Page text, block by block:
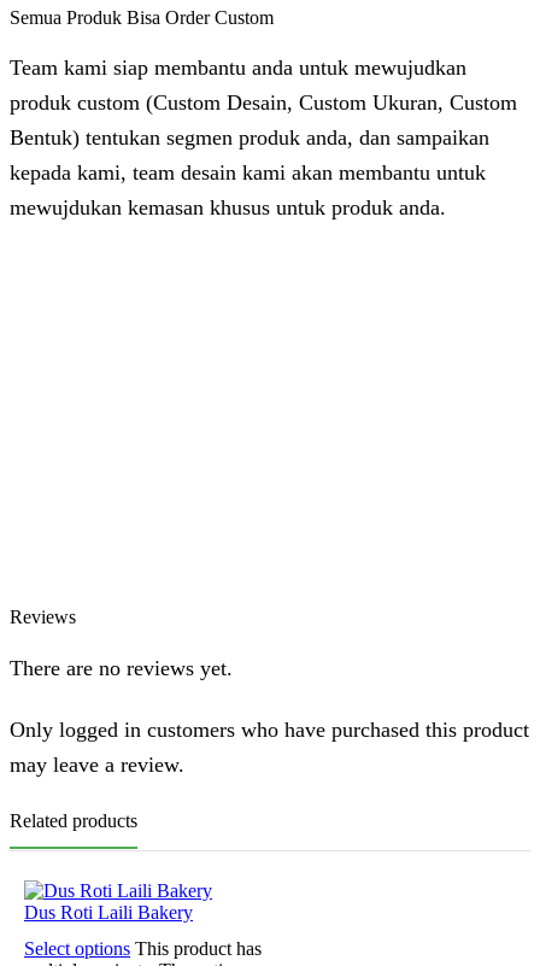
Semua Produk Bisa Order Custom
Team kami siap membantu anda untuk mewujudkan
produk custom (Custom Desain, Custom Ukuran, Custom
Bentuk) tentukan segmen produk anda, dan sampaikan
kepada kami, team desain kami akan membantu untuk
mewujdukan kemasan khusus untuk produk anda.
Reviews
There are no reviews yet.
Only logged in customers who have purchased this product
may leave a review.
Related products
Dus Roti Laili Bakery
Select options This product has